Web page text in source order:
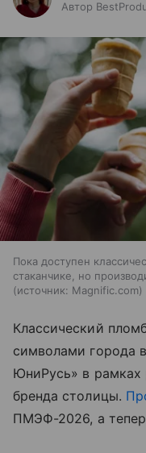
Автор
Пока доступен
стаканчике, но
источник: Magnific.com
Классический
символами города
ЮниРусь» в рамках
бренда столицы.
ПМЭФ-2026, а